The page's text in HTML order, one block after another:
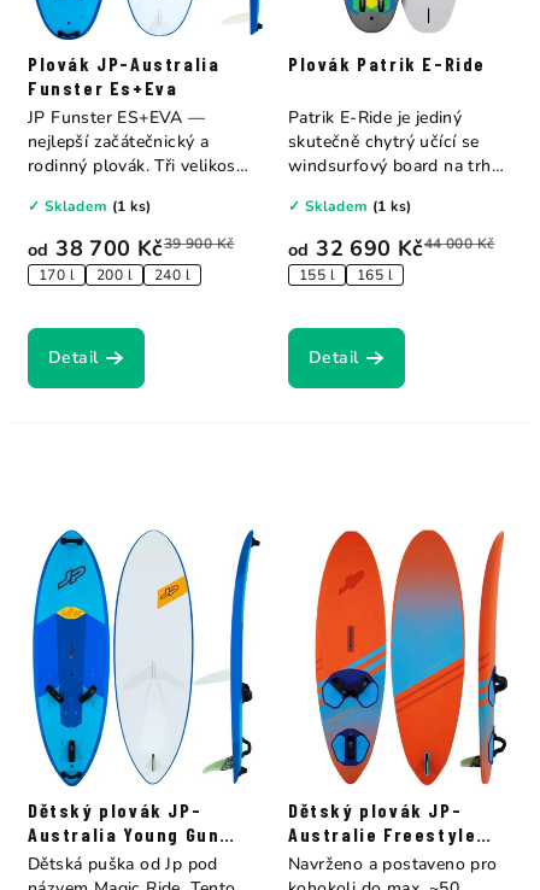
Plovák JP-Australia
Funster Es+Eva
od 38 700 Kč39 900 Kč
170 l 200 l 240 l
✓ Skladem (1 ks)
Detail
JP Funster ES+EVA —
nejlepší začátečnický a
rodinný plovák. Tři velikosti:
Plovák Patrik E-Ride
od 32 690 Kč44 000 Kč
155 l 165 l
✓ Skladem (1 ks)
Detail
Patrik E-Ride je jediný
skutečně chytrý učící se
windsurfový board na trhu
Dětský plovák JP-
Australia Young Gun
Magic Ride Es+Eva
Dětská puška od Jp pod
Dětský plovák JP-
Australie Freestyle
Young Gun
Navrženo a postaveno pro